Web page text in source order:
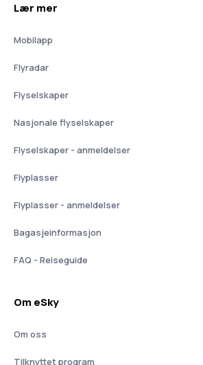
Lær mer
Mobilapp
Flyradar
Flyselskaper
Nasjonale flyselskaper
Flyselskaper - anmeldelser
Flyplasser
Flyplasser - anmeldelser
Bagasjeinformasjon
FAQ - Reiseguide
Om eSky
Om oss
Tilknyttet program